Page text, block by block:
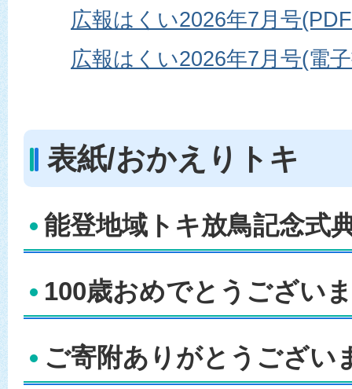
広報はくい2026年7月号
広報はくい2026年7月号(電
表紙/おかえりトキ
能登地域トキ放鳥記念式
100歳おめでとうござい
ご寄附ありがとうござい